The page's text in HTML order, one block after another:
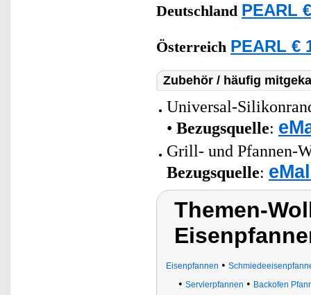
Deutschland PEARL
Österreich PEARL €
Zubehör / häufig
Universal-
• Bezugsquelle:
Grill- und Pfannen-
Bezugsquelle:
Themen-
Eisenpfannen •
• Servierpfannen • Backofen